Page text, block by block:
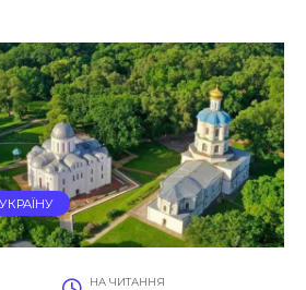
НА ЧИТАННЯ